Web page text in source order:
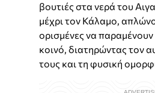
βουτιές στα νερά του
μέχρι τον Κάλαμο,
ορισμένες να
κοινό, διατηρώντας τον
τους και τη φυσική